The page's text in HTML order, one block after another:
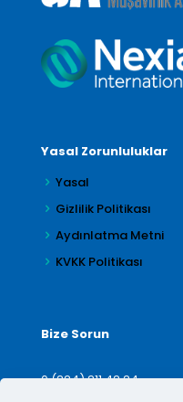
Yasal Zorunluluklar
Yasal
Gizlilik Politikası
Aydınlatma Metni
KVKK Politikası
Bize Sorun
0 (224) 211 42 24